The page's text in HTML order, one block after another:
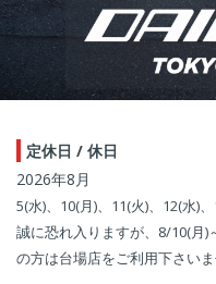
定休日 / 休日
2026年8月
5(水)、10(月)、11(火)、12(水)
誠に恐れ入りますが、8/10(月
の方は台場店をご利用下さいま